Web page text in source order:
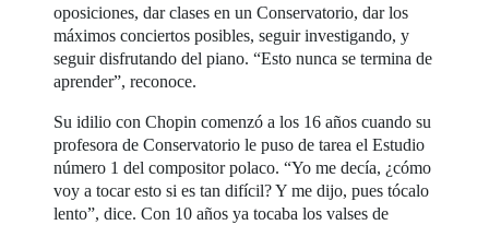
oposiciones, dar clases en un Conservatorio, dar los
máximos conciertos posibles, seguir investigando, y
seguir disfrutando del piano. “Esto nunca se termina de
aprender”, reconoce.
Su idilio con Chopin comenzó a los 16 años cuando su
profesora de Conservatorio le puso de tarea el Estudio
número 1 del compositor polaco. “Yo me decía, ¿cómo
voy a tocar esto si es tan difícil? Y me dijo, pues tócalo
lento”, dice. Con 10 años ya tocaba los valses de